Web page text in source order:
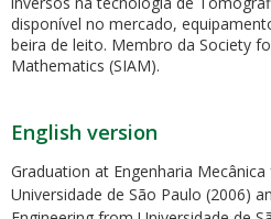
disponível no mercado,
beira de leito. Membro da Society
Mathematics (SIAM).
English version
Graduation at Engenharia
Universidade de São Paulo (2006)